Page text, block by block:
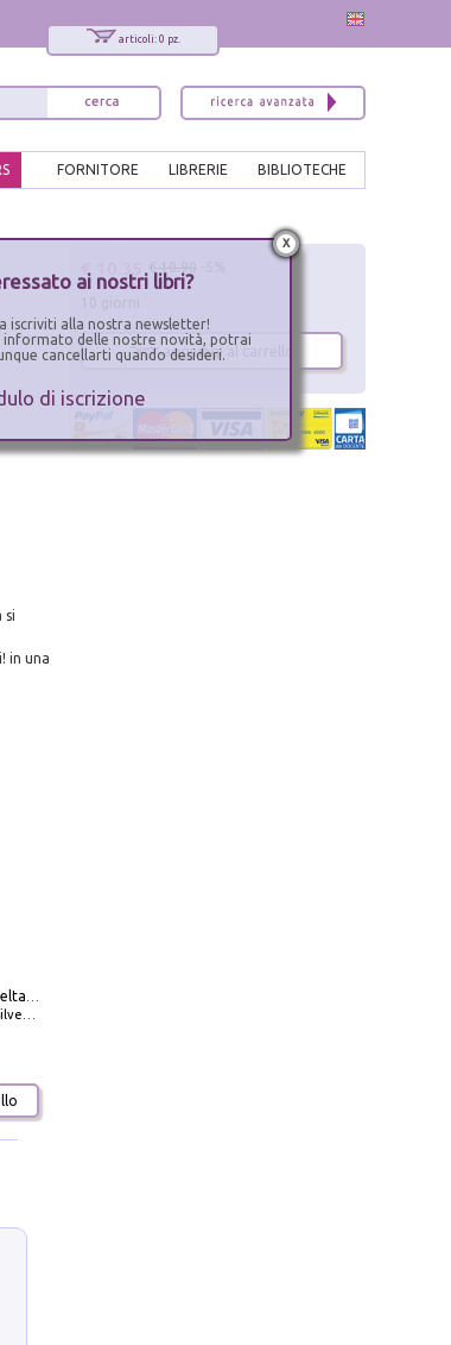
articoli: 0 pz.
BIBLIOTECHE
LIBRERIE
FORNITORE
si
in una
€ 10.35
aggiungi al carrello
x
ai nostri libri?
iscriviti alla nostra newsletter!
informato delle nostre novità, potrai
cancellarti quando desideri.
di iscrizione